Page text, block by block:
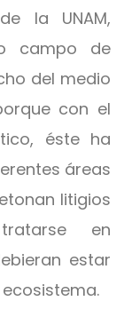
la UNAM,
campo de
del medio
con el
éste ha
áreas
litigios
en
estar